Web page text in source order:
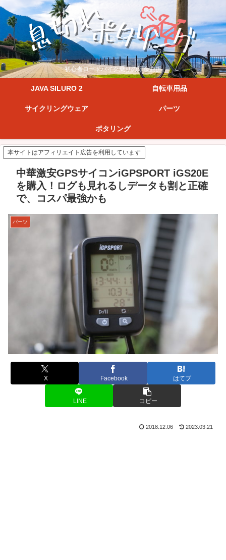
初心者ロードバイク乗りの紆余曲折
JAVA SILURO 2 自転車用品
サイクリングウェア パーツ
ポタリング
本サイトはアフィリエイト広告を利用しています
中華激安GPSサイコンiGPSPORT iGS20E
を購入！ログも見れるしデータも割と正確
で、コスパ最強かも
パーツ
X Facebook はてブ
LINE コピー
2018.12.06 2023.03.21